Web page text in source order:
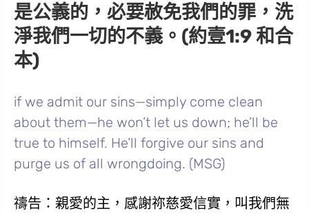
是公義的，必要赦免我們的罪，洗
淨我們一切的不義。(約壹1:9 和合
本)
if we admit our sins—simply come clean
about them—he won’t let us down; he’ll be
true to himself. He’ll forgive our sins and
purge us of all wrongdoing. (MSG)
禱告：親愛的主，感謝祢慈愛信實，叫我們無